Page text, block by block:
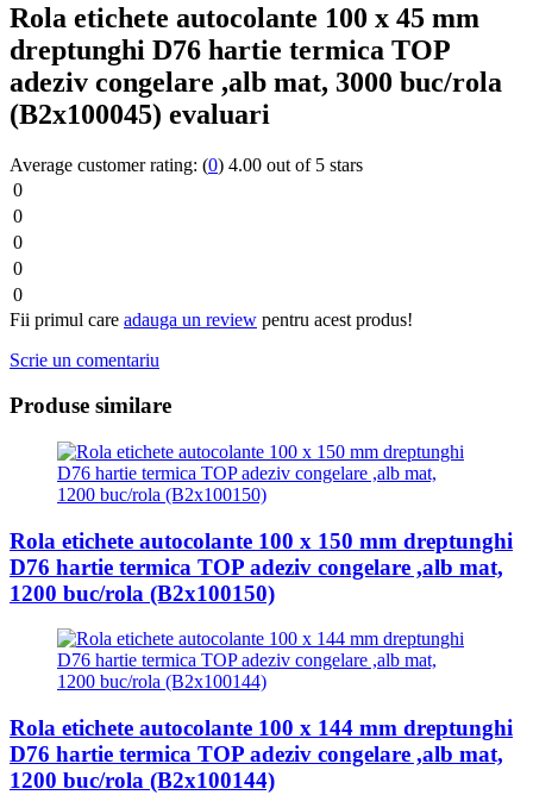
Rola etichete autocolante 100 x 45 mm
dreptunghi D76 hartie termica TOP
adeziv congelare ,alb mat, 3000 buc/rola
(B2x100045) evaluari
Average customer rating: (0) 4.00 out of 5 stars
0
0
0
0
0
Fii primul care adauga un review pentru acest produs!
Scrie un comentariu
Produse similare
Rola etichete autocolante 100 x 150 mm dreptunghi
D76 hartie termica TOP adeziv congelare ,alb mat,
1200 buc/rola (B2x100150)
Rola etichete autocolante 100 x 144 mm dreptunghi
D76 hartie termica TOP adeziv congelare ,alb mat,
1200 buc/rola (B2x100144)